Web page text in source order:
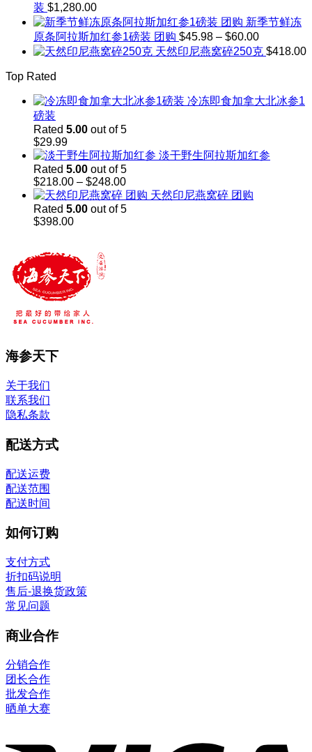
through
$60.00
装 $1,280.00
新季节鲜冻
原条阿拉斯加红参1磅装 团购 $45.98 – $60.00Price
range:
$45.98
天然印尼燕窝碎250克 $418.00
Top Rated
冷冻即食加拿大北冰参1
磅装
Rated 5.00 out of 5
$29.99
淡干野生阿拉斯加红参
Rated 5.00 out of 5
$218.00 – $248.00Price
range:
$218.00
天然印尼燕窝碎 团购
Rated 5.00 out of 5
$398.00
海参天下
关于我们
联系我们
隐私条款
配送方式
配送运费
配送范围
配送时间
如何订购
支付方式
折扣码说明
售后-退换货政策
常见问题
商业合作
分销合作
团长合作
批发合作
晒单大赛